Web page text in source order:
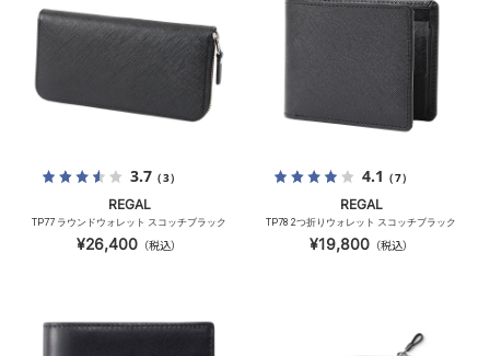
3.7（3）
REGAL
TP77 ラウンドウォレット スコッチブラック
¥26,400 （税込）
4.1 （7）
REGAL
TP78 2つ折りウォレット スコッチブラック
¥19,800（税込）